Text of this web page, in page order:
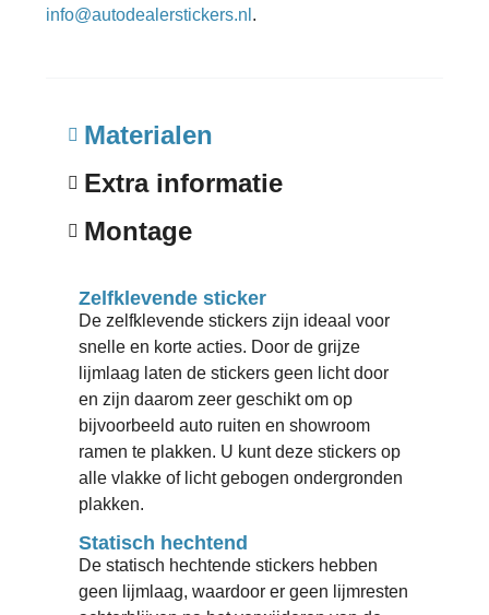
info@autodealerstickers.nl .
Materialen
Extra informatie
Montage
Zelfklevende sticker
De zelfklevende stickers zijn ideaal voor
snelle en korte acties. Door de grijze
lijmlaag laten de stickers geen licht door
en zijn daarom zeer geschikt om op
bijvoorbeeld auto ruiten en showroom
ramen te plakken. U kunt deze stickers op
alle vlakke of licht gebogen ondergronden
plakken.
Statisch hechtend
De statisch hechtende stickers hebben
geen lijmlaag, waardoor er geen lijmresten